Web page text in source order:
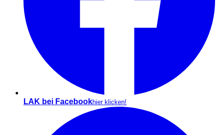
LAK bei Facebookhier klicken!